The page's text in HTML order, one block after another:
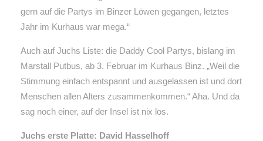
gern auf die Partys im Binzer Löwen gegangen, letztes
Jahr im Kurhaus war mega.“
Auch auf Juchs Liste: die Daddy Cool Partys, bislang im
Marstall Putbus, ab 3. Februar im Kurhaus Binz. „Weil die
Stimmung einfach entspannt und ausgelassen ist und dort
Menschen allen Alters zusammenkommen.“ Aha. Und da
sag noch einer, auf der Insel ist nix los.
Juchs erste Platte: David Hasselhoff